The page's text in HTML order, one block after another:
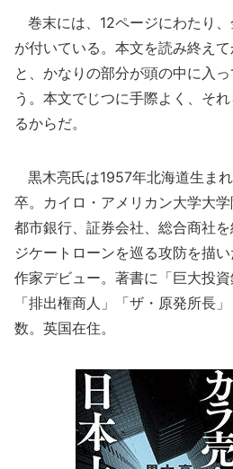
巻末には、12ページにわたり
が付いている。本文を読み終え
と、かなりの部分が頭の中に入
う。本文でじつに手際よく、そ
るからだ。
黒木亮氏は1957年北海道生ま
卒。カイロ・アメリカン大学大学
都市銀行、証券会社、総合商社
ジケートローンを巡る攻防を描
作家デビュー。著書に「巨大投資
「排出権商人」「ザ・原発所長
数。英国在住。